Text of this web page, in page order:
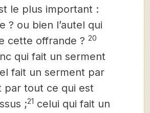
le plus important :
? ou bien l’autel qui
cette offrande ? 20
qui fait un serment
fait un serment par
par tout ce qui est
;21 celui qui fait un